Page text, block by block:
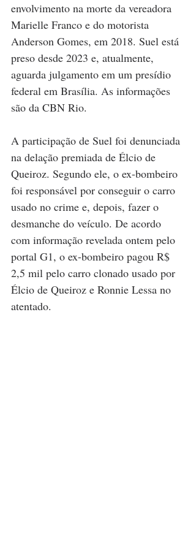
envolvimento na morte da vereadora
Marielle Franco e do motorista
Anderson Gomes, em 2018. Suel está
preso desde 2023 e, atualmente,
aguarda julgamento em um presídio
federal em Brasília. As informações
são da CBN Rio.
A participação de Suel foi denunciada
na delação premiada de Élcio de
Queiroz. Segundo ele, o ex-bombeiro
foi responsável por conseguir o carro
usado no crime e, depois, fazer o
desmanche do veículo. De acordo
com informação revelada ontem pelo
portal G1, o ex-bombeiro pagou R$
2,5 mil pelo carro clonado usado por
Élcio de Queiroz e Ronnie Lessa no
atentado.